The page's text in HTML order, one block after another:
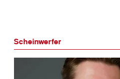
Scheinwerfer